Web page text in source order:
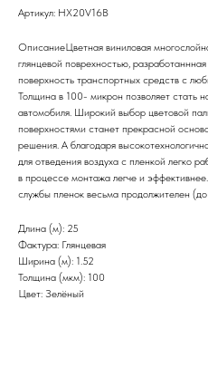
Артикул: HX20V16B
ОписаниеЦветная виниловая
глянцевой поврехностью,
поверхность транспортных средств с
Толщина в 100- микрон позволяет стать
автомобиля. Широкий выбор цветовой
поверхностями станет прекрасной
решения. А благодаря
для отведения воздуха с пленкой легко
в процессе монтажа легче и
службы пленок весьма продолжителен (до
Длина (м): 25
Фактура: Глянцевая
Ширина (м): 1.52
Толщина (мкм): 100
Цвет: Зелёный